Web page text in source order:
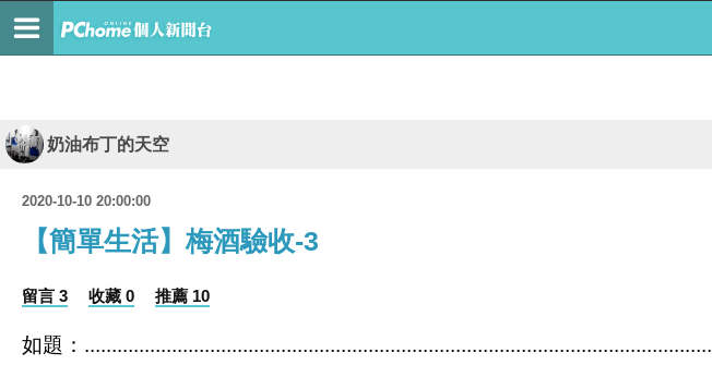
奶油布丁的天空
2020-10-10 20:00:00
【簡單生活】梅酒驗收-3
留言 3 收藏 0 推薦 10
如題：